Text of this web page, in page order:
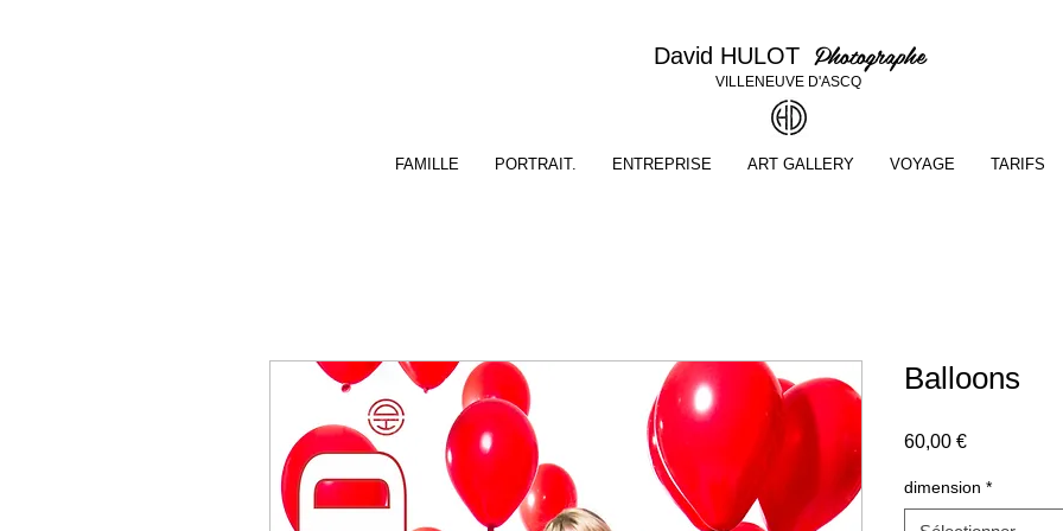
David HULOT Photographe
VILLENEUVE D'ASCQ
FAMILLE PORTRAIT. ENTREPRISE ART GALLERY VOYAGE TARIFS
Balloons
60,00 €Prix
dimension *